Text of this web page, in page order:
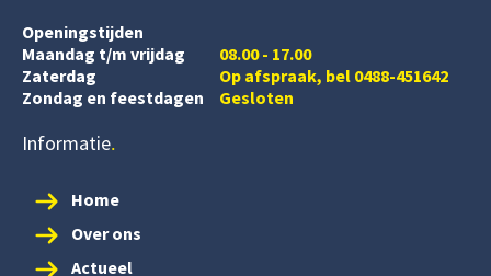
Openingstijden
Maandag t/m vrijdag
08.00 - 17.00
Zaterdag
Op afspraak, bel 0488-451642
Zondag en feestdagen
Gesloten
Informatie
Home
Over ons
Actueel